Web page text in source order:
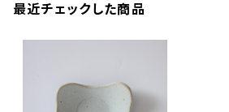
最近チェックした商品